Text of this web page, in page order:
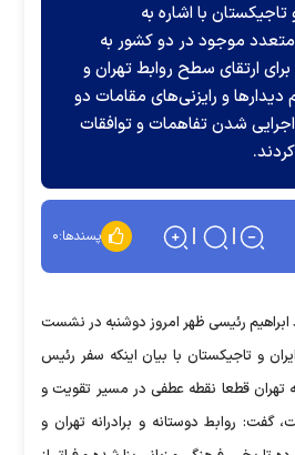
با اشاره به
موجود در دو کشور به
ارتقای سطح روابط تهران و
دیدار‌ها و رایزنی‌های مقامات دو
شدن تفاهمات و توافقات
پسندها:۰
رئیسی ظهر امروز دوشنبه در نشست
و تاجیکستان با بیان اینکه سفر رئیس
تهران قطعا نقطه عطفی در مسیر تقویت و
روابط دوستانه و برادرانه تهران و